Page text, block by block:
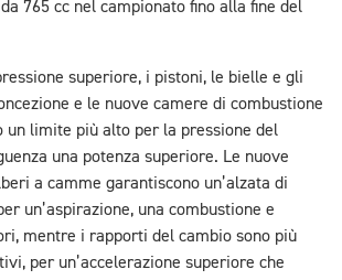
765 cc nel campionato fino alla fine del
superiore, i pistoni, le bielle e gli
e le nuove camere di combustione
limite più alto per la pressione del
una potenza superiore. Le nuove
a camme garantiscono un’alzata di
un’aspirazione, una combustione e
mentre i rapporti del cambio sono più
per un’accelerazione superiore che